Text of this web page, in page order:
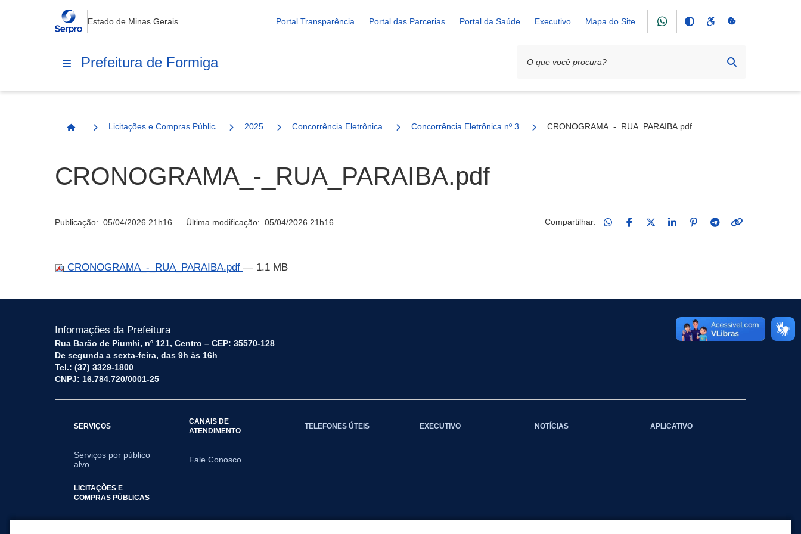
Estado de Minas Gerais Portal Transparência Portal das Parcerias Portal da Saúde Executivo Mapa do Site
Prefeitura de Formiga
Página Inicial
Licitações e Compras Públicas 2025 Concorrência Eletrônica Concorrência Eletrônica nº 3/2025 CRONOGRAMA_-_RUA_PARAIBA.pdf
CRONOGRAMA_-_RUA_PARAIBA.pdf
Publicação: 05/04/2026 21h16 Última modificação:05/04/2026 21h16 Compartilhar:
CRONOGRAMA_-_RUA_PARAIBA.pdf — 1.1 MB
Informações da Prefeitura
Rua Barão de Piumhi, nº 121, Centro – CEP: 35570-128
De segunda a sexta-feira, das 9h às 16h
Tel.: (37) 3329-1800
CNPJ: 16.784.720/0001-25
SERVIÇOS
Serviços por público
alvo
CANAIS DE
ATENDIMENTO
Fale Conosco
TELEFONES ÚTEIS EXECUTIVO NOTÍCIAS APLICATIVO
LICITAÇÕES E
COMPRAS PÚBLICAS